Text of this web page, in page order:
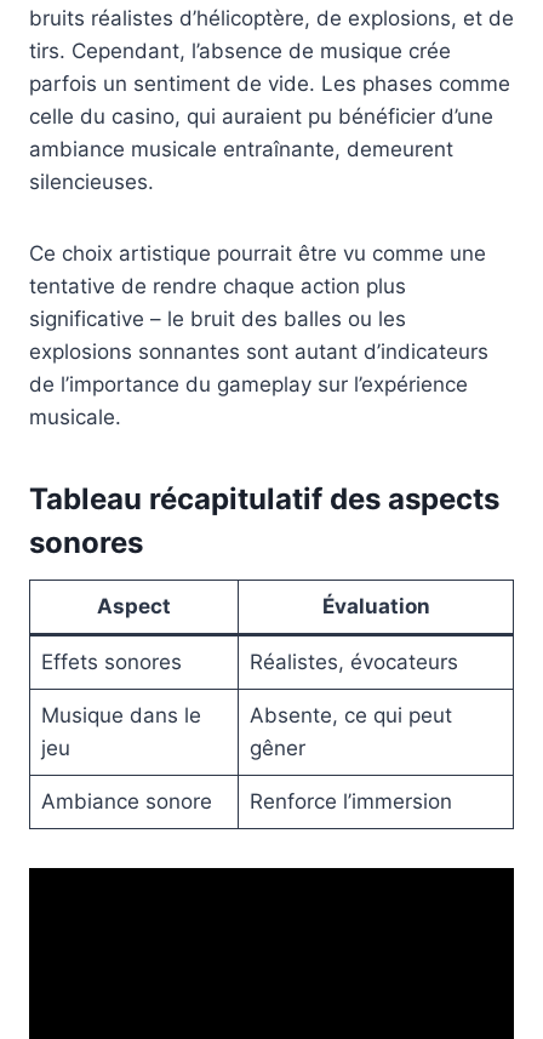
bruits réalistes d’hélicoptère, de explosions, et de
tirs. Cependant, l’absence de musique crée
parfois un sentiment de vide. Les phases comme
celle du casino, qui auraient pu bénéficier d’une
ambiance musicale entraînante, demeurent
silencieuses.
Ce choix artistique pourrait être vu comme une
tentative de rendre chaque action plus
significative – le bruit des balles ou les
explosions sonnantes sont autant d’indicateurs
de l’importance du gameplay sur l’expérience
musicale.
Tableau récapitulatif des aspects
sonores
Aspect Évaluation
Effets sonores Réalistes, évocateurs
Musique dans le
jeu
Absente, ce qui peut
gêner
Ambiance sonore Renforce l’immersion